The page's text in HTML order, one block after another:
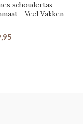
schoudertas -
- Veel Vakken